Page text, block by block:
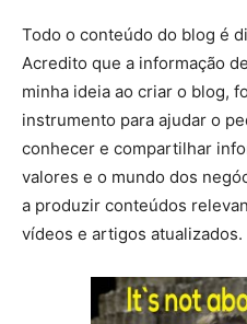
Todo o conteúdo do blog é
Acredito que a informação
minha ideia ao criar o blog,
instrumento para ajudar o
conhecer e compartilhar
valores e o mundo dos
a produzir conteúdos
vídeos e artigos atualizados.